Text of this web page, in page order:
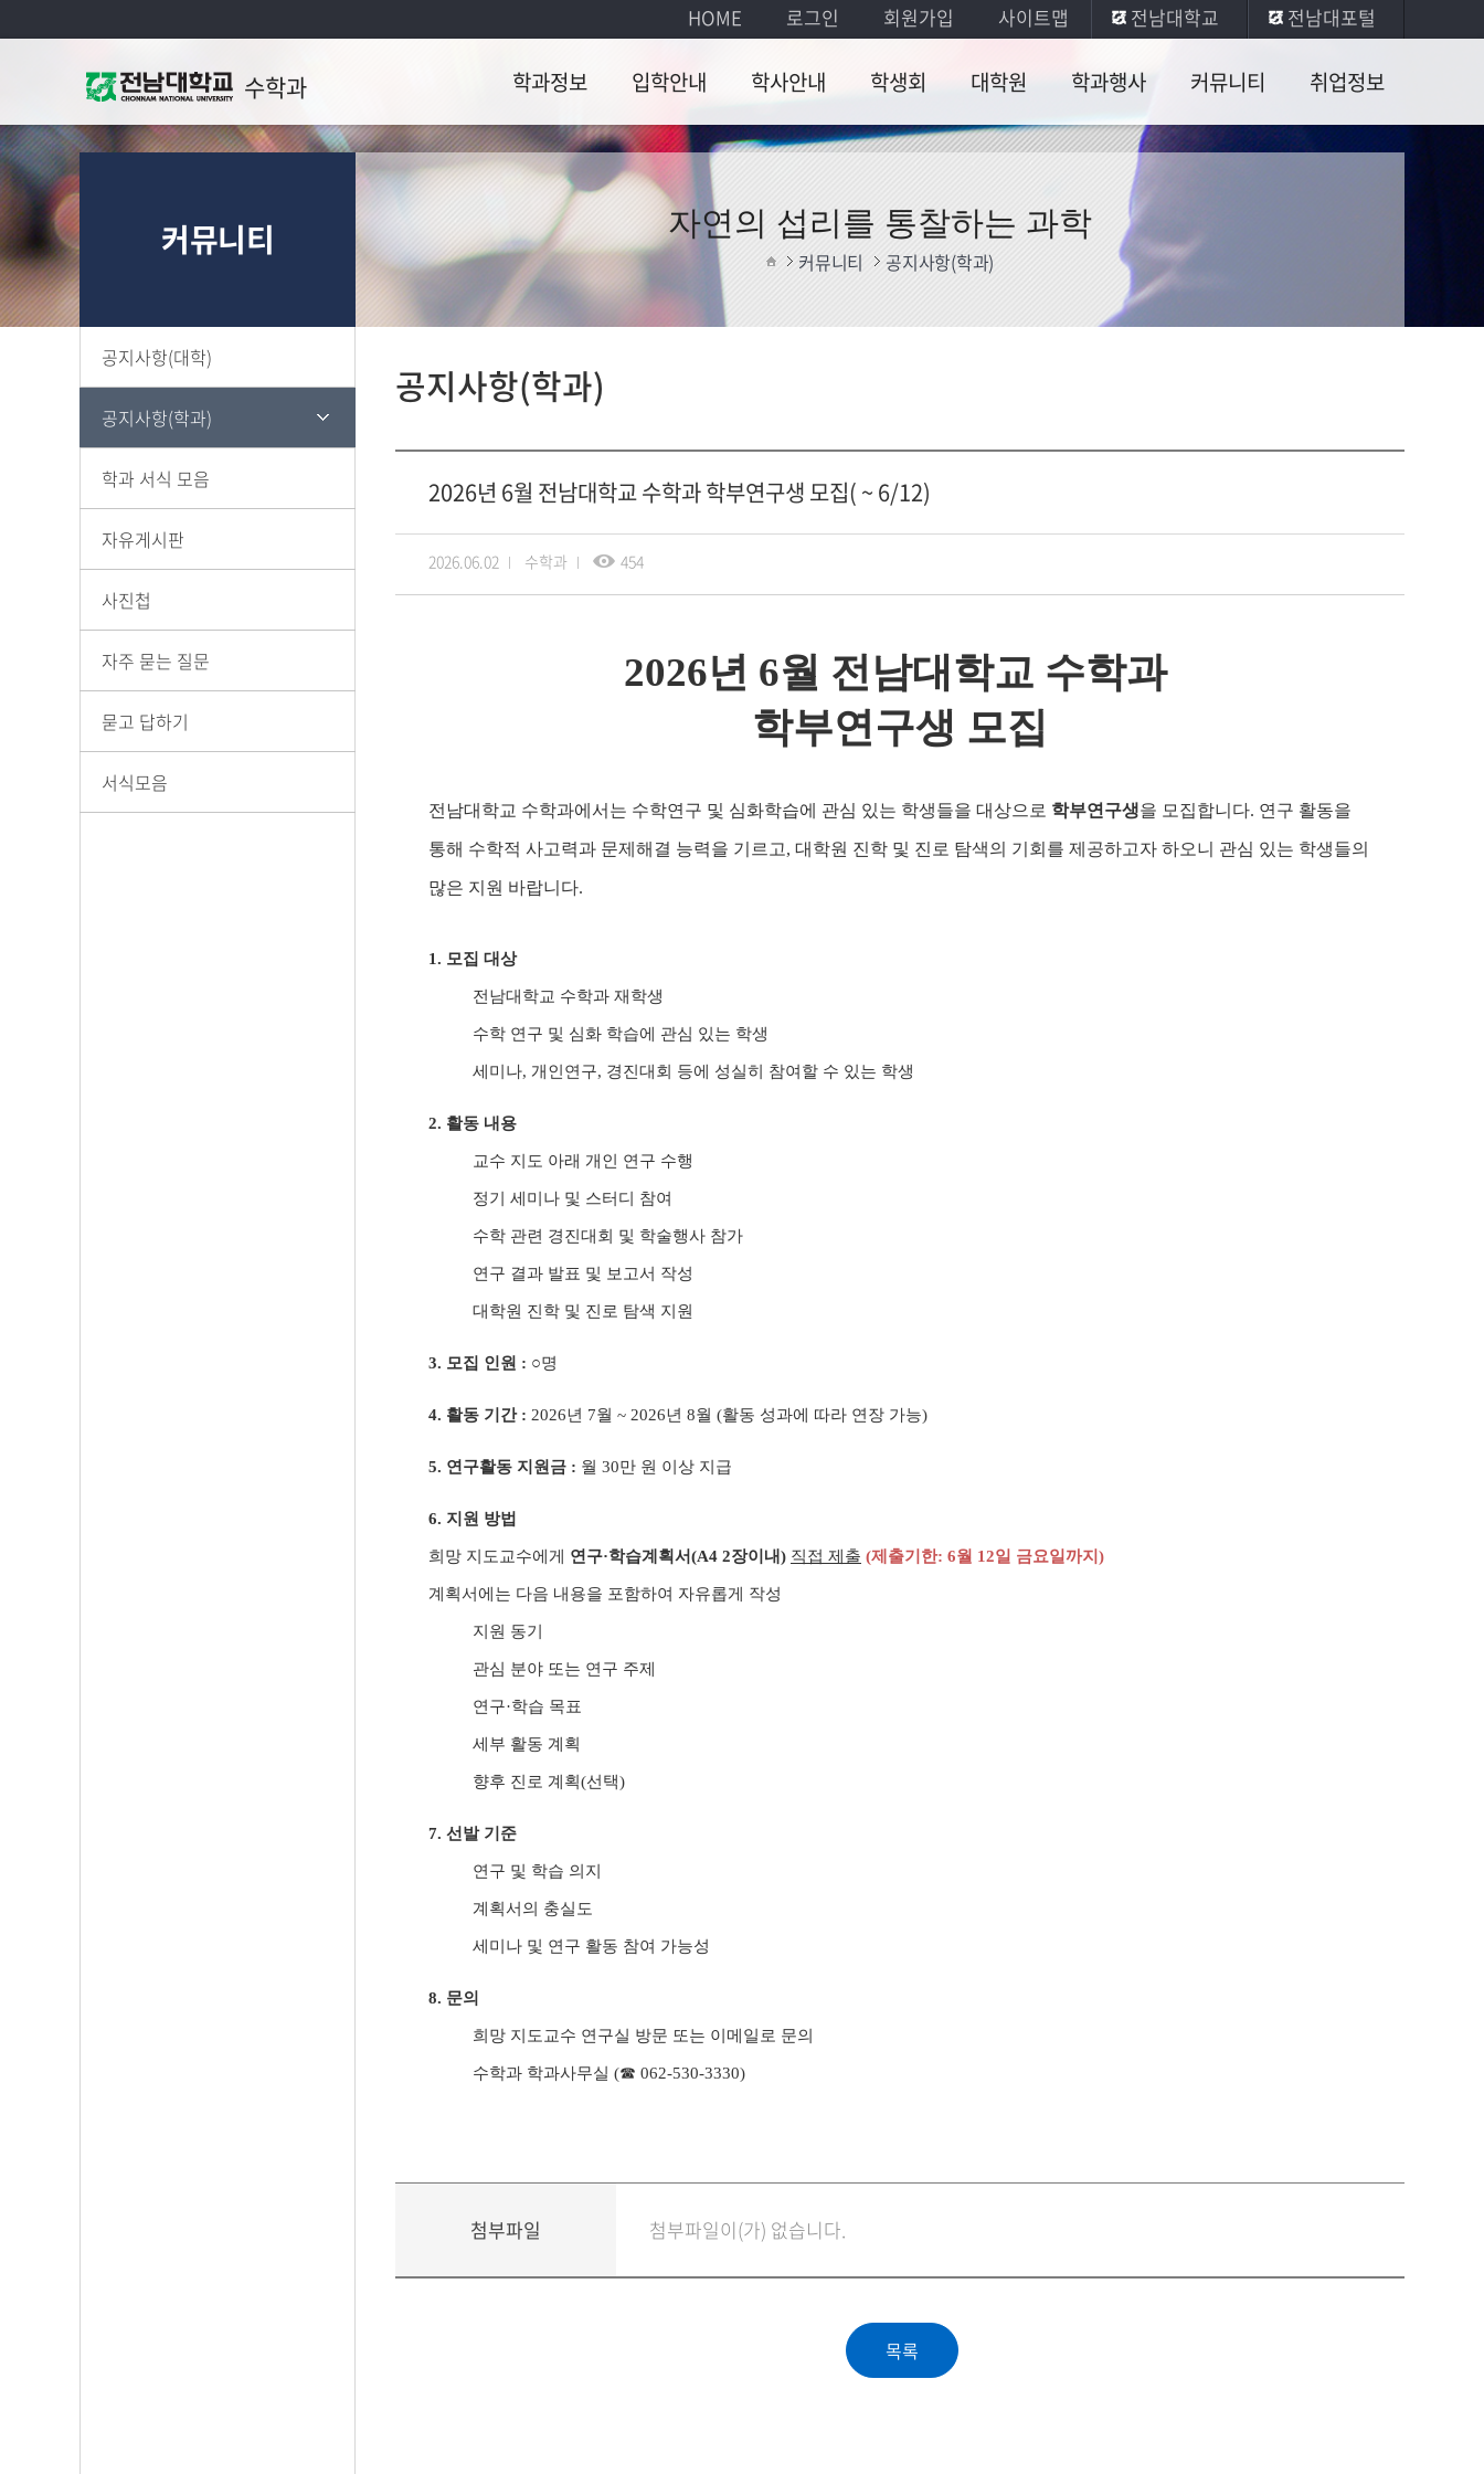
HOME 로그인 회원가입 사이트맵 전남대학교 전남대포털
수학과 학과정보
학과소개
연혁
찾아오시는길
입학안내
전남대학교 입학안내
수학과 입학전형 안내
장학제도
수학과 장학내용
진로안내
학사안내
교과 과정
교직및부복수전공
개설 교과목
학사일정
학생회
건의사항
포토갤러리
대학원
입학안내
교과과정
학과행사
대학원 학술대회
무등수학강연회
커뮤니티
공지사항(대학)
공지사항(학과)
학과 서식 모음
자유게시판
취업정보
자연의 섭리를 통찰하는 과학
커뮤니티 공지사항(학과)
커뮤니티
공지사항(대학)
공지사항(학과)
학과 서식 모음
자유게시판
사진첩
자주 묻는 질문
묻고 답하기
서식모음
공지사항(학과)
2026년 6월 전남대학교 수학과 학부연구생 모집( ~ 6/12)
2026.06.02 수학과 454
2026년 6월 전남대학교 수학과
학부연구생 모집
전남대학교 수학과에서는 수학연구 및 심화학습에 관심 있는 학생들을 대상으로 학부연구생을 모집합니다. 연구 활동을
통해 수학적 사고력과 문제해결 능력을 기르고, 대학원 진학 및 진로 탐색의 기회를 제공하고자 하오니 관심 있는 학생들의
많은 지원 바랍니다.
1. 모집 대상
전남대학교 수학과 재학생
수학 연구 및 심화 학습에 관심 있는 학생
세미나, 개인연구, 경진대회 등에 성실히 참여할 수 있는 학생
2. 활동 내용
교수 지도 아래 개인 연구 수행
정기 세미나 및 스터디 참여
수학 관련 경진대회 및 학술행사 참가
연구 결과 발표 및 보고서 작성
대학원 진학 및 진로 탐색 지원
3. 모집 인원 : ○명
4. 활동 기간 : 2026년 7월 ~ 2026년 8월 (활동 성과에 따라 연장 가능)
5. 연구활동 지원금 : 월 30만 원 이상 지급
6. 지원 방법
희망 지도교수에게 연구·학습계획서(A4 2장이내) 직접 제출 (제출기한: 6월 12일 금요일까지 )
계획서에는 다음 내용을 포함하여 자유롭게 작성
지원 동기
관심 분야 또는 연구 주제
연구·학습 목표
세부 활동 계획
향후 진로 계획(선택)
7. 선발 기준
연구 및 학습 의지
계획서의 충실도
세미나 및 연구 활동 참여 가능성
8. 문의
희망 지도교수 연구실 방문 또는 이메일로 문의
수학과 학과사무실 (☎ 062-530-3330)
첨부파일 첨부파일이(가) 없습니다.